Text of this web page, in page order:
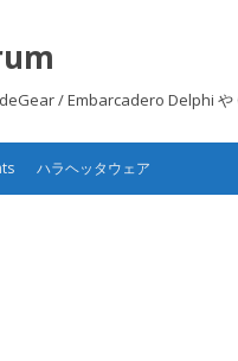
/ Embarcadero Delphi や
ハラヘッタウェア